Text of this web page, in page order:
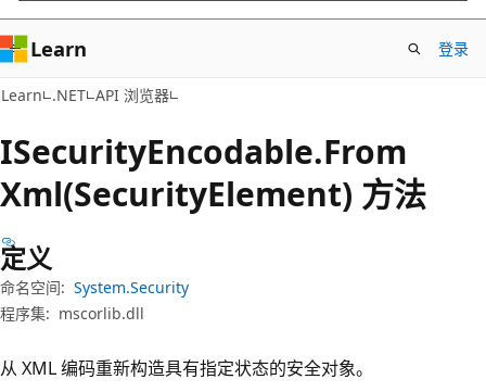
Learn 登录
Learn .NET API 浏览器
ISecurityEncodable.From
Xml(SecurityElement) 方法
定义
命名空间: System.Security
程序集: mscorlib.dll
从 XML 编码重新构造具有指定状态的安全对象。